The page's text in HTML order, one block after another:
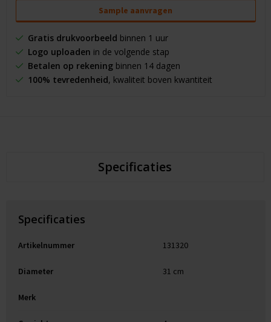
Sample aanvragen
Gratis drukvoorbeeld binnen 1 uur
Logo uploaden in de volgende stap
Betalen op rekeningbinnen 14 dagen
100% tevredenheid, kwaliteit boven kwantiteit
Specificaties
Specificaties
Artikelnummer 131320
Diameter 31 cm
Merk